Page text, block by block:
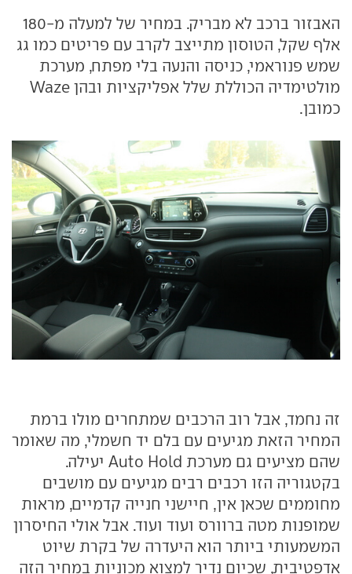
האבזור ברכב לא מבריק. במחיר של למעלה מ-180
אלף שקל, הטוסון מתייצב לקרב עם פריטים כמו גג
שמש פנוראמי, כניסה והנעה בלי מפתח, מערכת
מולטימדיה הכוללת שלל אפליקציות ובהן Waze
כמובן.
זה נחמד, אבל רוב הרכבים שמתחרים מולו ברמת
המחיר הזאת מגיעים עם בלם יד חשמלי, מה שאומר
שהם מציעים גם מערכת Auto Hold יעילה.
בקטגוריה הזו רכבים רבים מגיעים עם מושבים
מחוממים שכאן אין, חיישני חנייה קדמיים, מראות
שמופנות מטה ברוורס ועוד ועוד. אבל אולי החיסרון
המשמעותי ביותר הוא היעדרה של בקרת שיוט
אדפטיבית, שכיום נדיר למצוא מכוניות במחיר הזה